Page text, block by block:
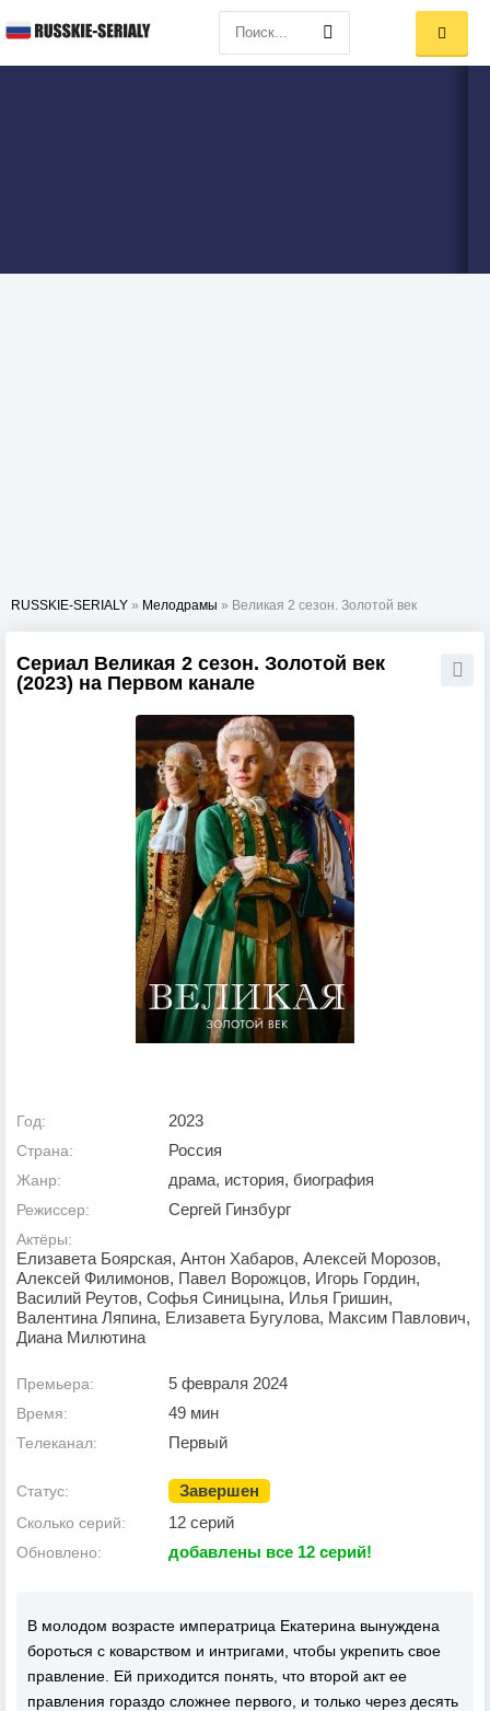
RUSSKIE-SERIALY » Мелодрамы » Великая 2 сезон. Золотой век
Сериал Великая 2 сезон. Золотой век
(2023) на Первом канале
Год: 2023
Страна: Россия
Жанр: драма, история, биография
Режиссер: Сергей Гинзбург
Актёры:
Елизавета Боярская, Антон Хабаров, Алексей Морозов,
Алексей Филимонов, Павел Ворожцов, Игорь Гордин,
Василий Реутов, Софья Синицына, Илья Гришин,
Валентина Ляпина, Елизавета Бугулова, Максим Павлович,
Диана Милютина
Премьера: 5 февраля 2024
Время: 49 мин
Телеканал: Первый
Статус: Завершен
Сколько серий: 12 серий
Обновлено: добавлены все 12 серий!
В молодом возрасте императрица Екатерина вынуждена
бороться с коварством и интригами, чтобы укрепить свое
правление. Ей приходится понять, что второй акт ее
правления гораздо сложнее первого, и только через десять